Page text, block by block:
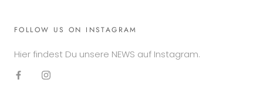
FOLLOW US ON INSTAGRAM
Hier findest Du unsere NEWS auf Instagram.